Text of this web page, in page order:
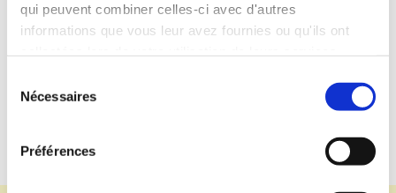
qui peuvent combiner celles-ci avec d'autres
informations que vous leur avez fournies ou qu'ils ont
t
Nécessaires
Préférences
Veuillez accepter les cookies marketing
pour
consulter ce contenu.
Témoignages